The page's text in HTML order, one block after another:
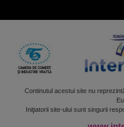
Continutul acestui site nu
Iniţiatorii site-ului sunt singurii